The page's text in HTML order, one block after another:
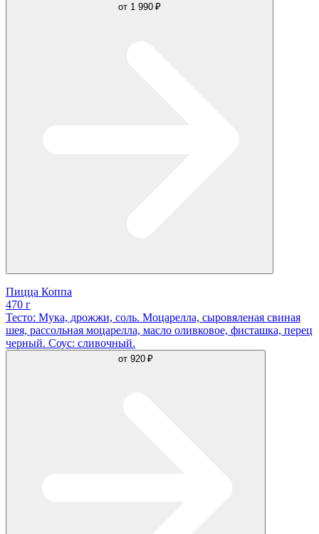
от 1 990 ₽
Пицца Коппа
470 г
Тесто: Мука, дрожжи, соль. Моцарелла, сыровяленая свиная
шея, рассольная моцарелла, масло оливковое, фисташка, перец
черный. Соус: сливочный.
от 920 ₽